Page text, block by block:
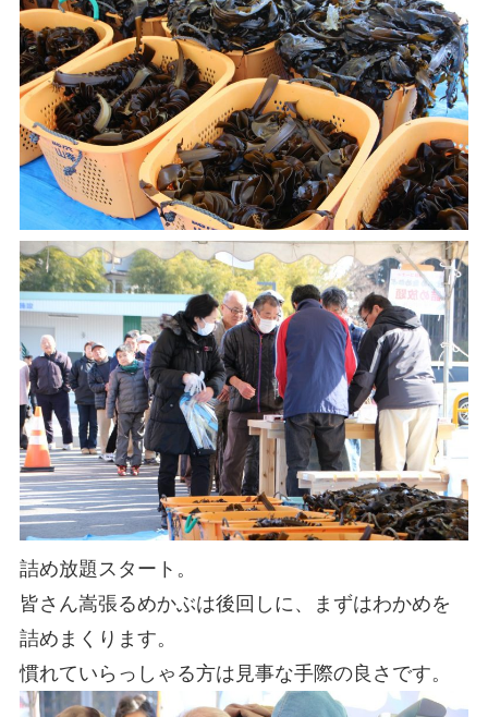
詰め放題スタート。
皆さん嵩張るめかぶは後回しに、まずはわかめを
詰めまくります。
慣れていらっしゃる方は見事な手際の良さです。